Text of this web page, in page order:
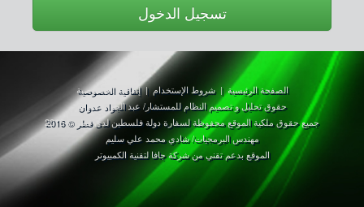
تسجيل الدخول
الصفحة الرئيسية | شروط الإستخدام | إتفاقية الخصوصية
حقوق تحليل و تصميم النظام للمستشار/ عبد الجواد عدوان
جميع حقوق ملكية الموقع محفوظة لسفارة دولة فلسطين لدى قطر © 2016
مهندس البرمجيات/ شادي محمد علي سليم
الموقع بدعم تقني من شركة جافا لتقنية الكمبيوتر